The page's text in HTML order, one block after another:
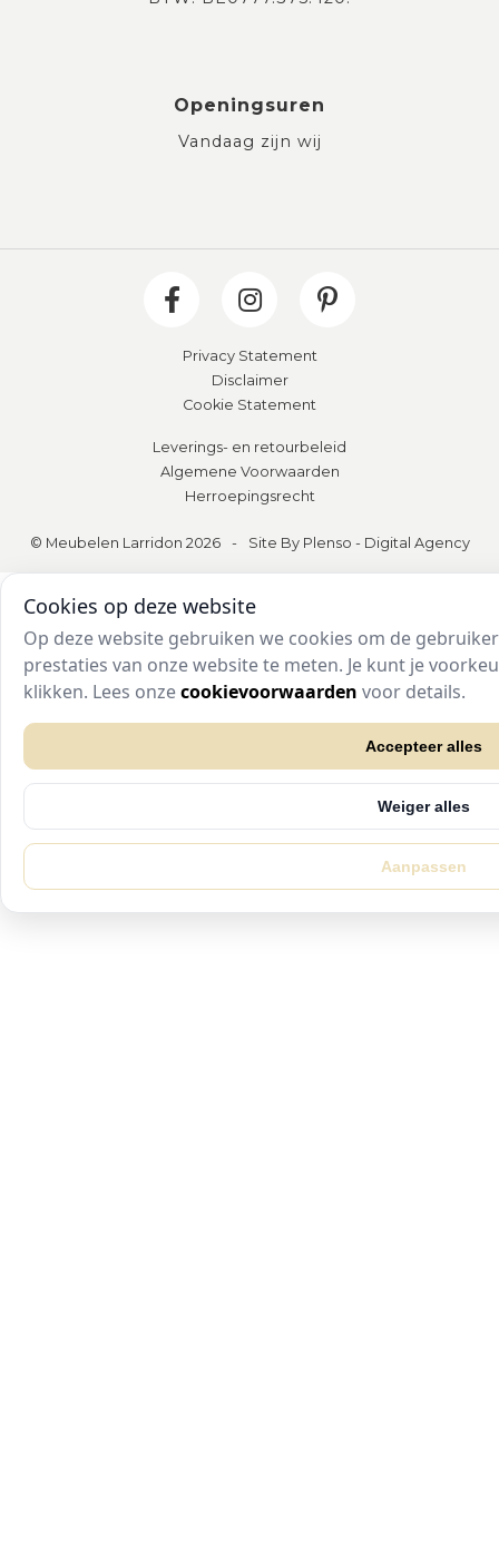
Openingsuren
Vandaag zijn wij
Privacy Statement
Disclaimer
Cookie Statement
Leverings- en retourbeleid
Algemene Voorwaarden
Herroepingsrecht
© Meubelen Larridon 2026 - Site By Plenso - Digital Agency
Cookies op deze website
Op deze website gebruiken we cookies om de
prestaties van onze website te meten. Je kunt je
klikken. Lees onzecookievoorwaarden voor details.
Accepteer alles
Weiger alles
Aanpassen